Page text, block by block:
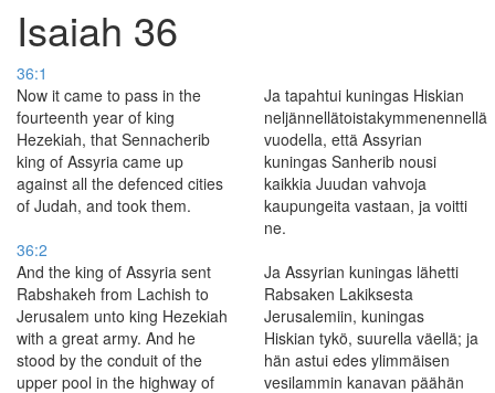
Isaiah 36
36:1
Now it came to pass in the
fourteenth year of king
Hezekiah, that Sennacherib
king of Assyria came up
against all the defenced cities
of Judah, and took them.
Ja tapahtui kuningas Hiskian
neljännellätoistakymmenennellä
vuodella, että Assyrian
kuningas Sanherib nousi
kaikkia Juudan vahvoja
kaupungeita vastaan, ja voitti
ne.
36:2
And the king of Assyria sent
Rabshakeh from Lachish to
Jerusalem unto king Hezekiah
with a great army. And he
stood by the conduit of the
upper pool in the highway of
Ja Assyrian kuningas lähetti
Rabsaken Lakiksesta
Jerusalemiin, kuningas
Hiskian tykö, suurella väellä; ja
hän astui edes ylimmäisen
vesilammin kanavan päähän